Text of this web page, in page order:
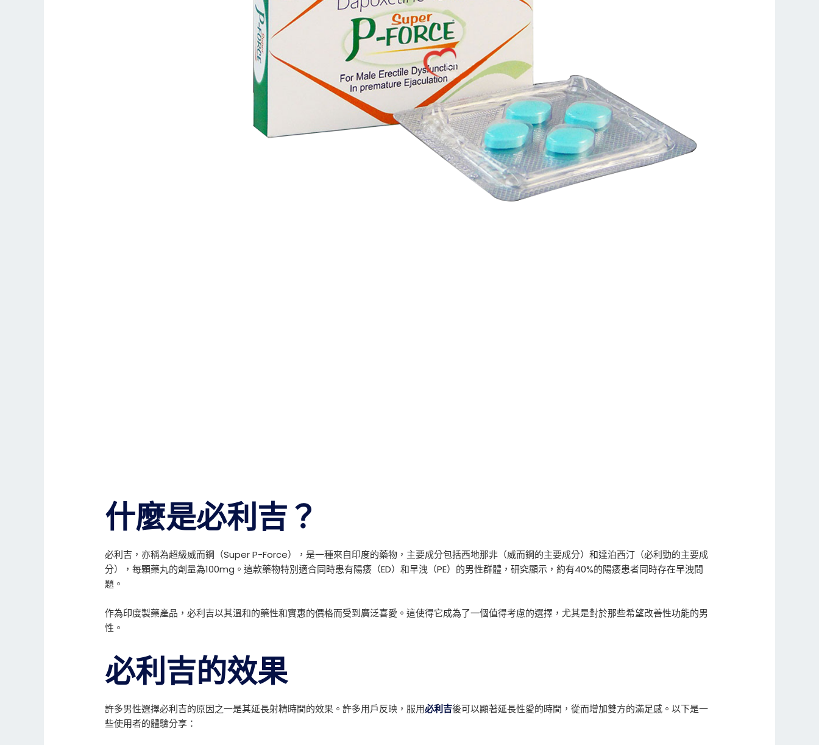
什麼是必利吉？
必利吉，亦稱為超級威而鋼（Super P-Force），是一種來自印度的藥物，主要成分包括西地那非（威而鋼的主要成分）和達泊西汀（必利勁的主要成
分），每顆藥丸的劑量為100mg。這款藥物特別適合同時患有陽痿（ED）和早洩（PE）的男性群體，研究顯示，約有40%的陽痿患者同時存在早洩問
題。
作為印度製藥產品，必利吉以其溫和的藥性和實惠的價格而受到廣泛喜愛。這使得它成為了一個值得考慮的選擇，尤其是對於那些希望改善性功能的男
性。
必利吉的效果
許多男性選擇必利吉的原因之一是其延長射精時間的效果。許多用戶反映，服用必利吉後可以顯著延長性愛的時間，從而增加雙方的滿足感。以下是一
些使用者的體驗分享：